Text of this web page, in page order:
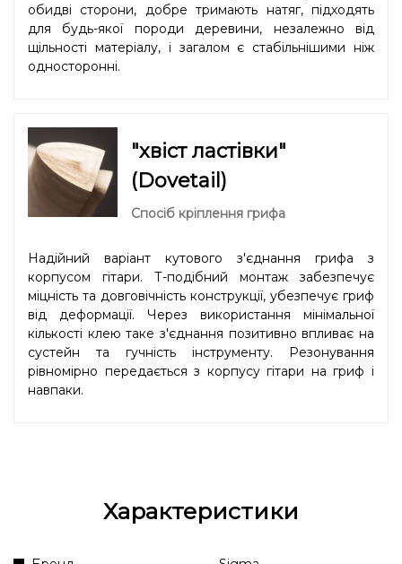
обидві сторони, добре тримають натяг, підходять
для будь-якої породи деревини, незалежно від
щільності матеріалу, і загалом є стабільнішими ніж
односторонні.
"хвіст ластівки"
(Dovetail)
Спосіб кріплення грифа
Надійний варіант кутового з'єднання грифа з
корпусом гітари. Т-подібний монтаж забезпечує
міцність та довговічність конструкції, убезпечує гриф
від деформації. Через використання мінімальної
кількості клею таке з'єднання позитивно впливає на
сустейн та гучність інструменту. Резонування
рівномірно передається з корпусу гітари на гриф і
навпаки.
Характеристики